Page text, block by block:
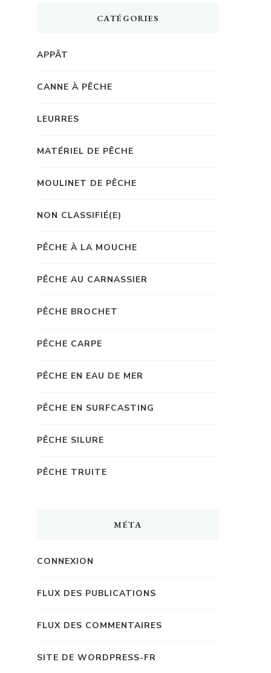
CATÉGORIES
APPÂT
CANNE À PÊCHE
LEURRES
MATÉRIEL DE PÊCHE
MOULINET DE PÊCHE
NON CLASSIFIÉ(E)
PÊCHE À LA MOUCHE
PÊCHE AU CARNASSIER
PÊCHE BROCHET
PÊCHE CARPE
PÊCHE EN EAU DE MER
PÊCHE EN SURFCASTING
PÊCHE SILURE
PÊCHE TRUITE
MÉTA
CONNEXION
FLUX DES PUBLICATIONS
FLUX DES COMMENTAIRES
SITE DE WORDPRESS-FR